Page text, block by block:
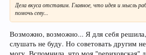
Дела вкуса отставим. Главное, что идея и мысль
помочь севу...
Возможно, возможно... Я для себя
слушать не буду. Но советовать другим